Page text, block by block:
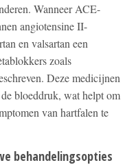
Wanneer ACE-
angiotensine II-
en valsartan een
zoals
Deze medicijnen
bloeddruk, wat helpt om
van hartfalen te
behandelingsopties